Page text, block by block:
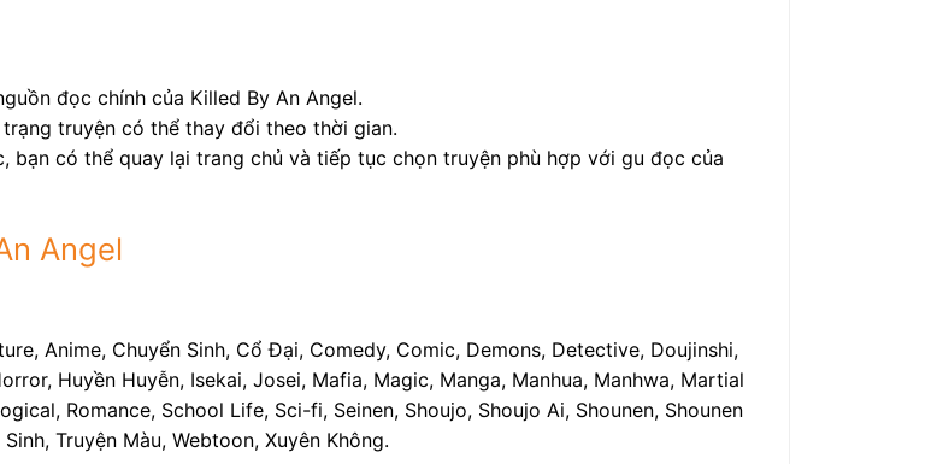
đọc chính của Killed By An Angel.
truyện có thể thay đổi theo thời gian.
bạn có thể quay lại trang chủ và tiếp tục chọn truyện phù hợp với gu đọc của
Angel
Anime, Chuyển Sinh, Cổ Đại, Comedy, Comic, Demons, Detective, Doujinshi,
Huyền Huyễn, Isekai, Josei, Mafia, Magic, Manga, Manhua, Manhwa, Martial
Romance, School Life, Sci-fi, Seinen, Shoujo, Shoujo Ai, Shounen, Shounen
Truyện Màu, Webtoon, Xuyên Không.